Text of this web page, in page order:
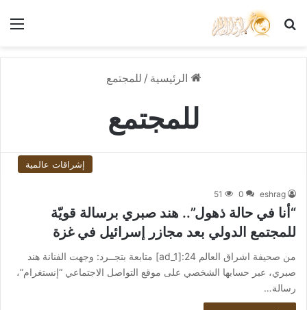
بحث عن
الرئيسية / للمجتمع
للمجتمع
إشراقات عالمية
eshrag
0
51
“أنا في حالة ذهول”.. هند صبري برسالة قويّة
للمجتمع الدولي بعد مجازر إسرائيل في غزة
من صحيفة اشراق العالم 24:[ad_1] متابعة بتجــرد: وجهت الفنانة هند
صبري، عبر حسابها الشخصي على موقع التواصل الاجتماعي “إنستغرام”،
رسالة…